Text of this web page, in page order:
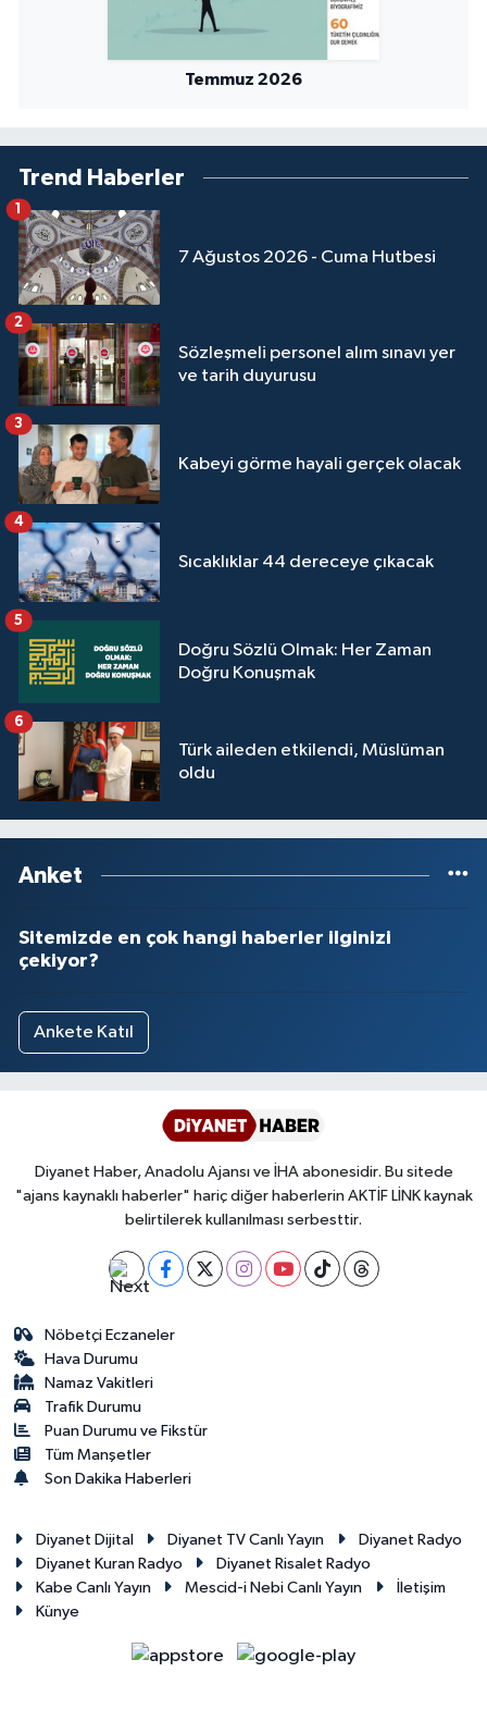
Temmuz 2026
Trend Haberler
7 Ağustos 2026 - Cuma Hutbesi
1
Sözleşmeli personel alım sınavı yer
ve tarih duyurusu
2
Kabeyi görme hayali gerçek olacak
3
Sıcaklıklar 44 dereceye çıkacak
4
Doğru Sözlü Olmak: Her Zaman
Doğru Konuşmak
5
Türk aileden etkilendi, Müslüman
oldu
6
Anket
Sitemizde en çok hangi haberler ilginizi
çekiyor?
Ankete Katıl
Diyanet Haber, Anadolu Ajansı ve İHA abonesidir. Bu sitede
"ajans kaynaklı haberler" hariç diğer haberlerin AKTİF LİNK kaynak
belirtilerek kullanılması serbesttir.
Nöbetçi Eczaneler
Hava Durumu
Namaz Vakitleri
Trafik Durumu
Puan Durumu ve Fikstür
Tüm Manşetler
Son Dakika Haberleri
Diyanet Dijital Diyanet TV Canlı Yayın
Diyanet Radyo
Diyanet Kuran Radyo
Diyanet Risalet Radyo
Kabe Canlı Yayın
Mescid-i Nebi Canlı Yayın
İletişim
Künye